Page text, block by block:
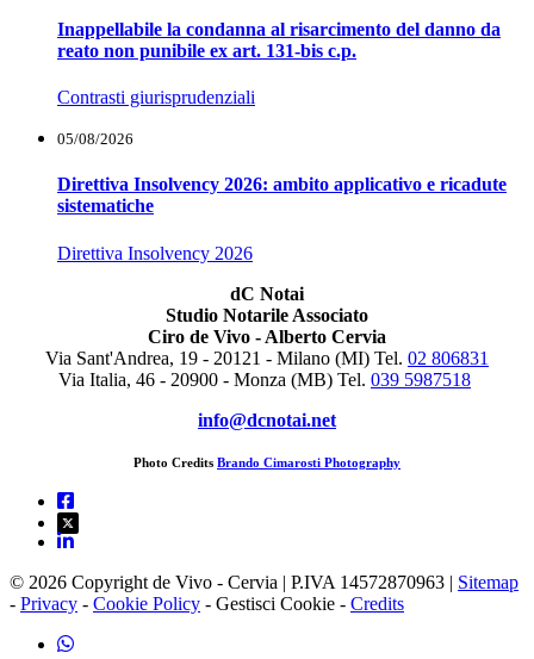
Inappellabile la condanna al risarcimento del danno da
reato non punibile ex art. 131-bis c.p.
Contrasti giurisprudenziali
05/08/2026
Direttiva Insolvency 2026: ambito applicativo e ricadute
sistematiche
Direttiva Insolvency 2026
dC Notai
Studio Notarile Associato
Ciro de Vivo - Alberto Cervia
Via Sant'Andrea, 19 - 20121 - Milano (MI) Tel. 02 806831
Via Italia, 46 - 20900 - Monza (MB) Tel. 039 5987518
info@dcnotai.net
Photo Credits Brando Cimarosti Photography
© 2026 Copyright de Vivo - Cervia | P.IVA 14572870963 | Sitemap
- Privacy - Cookie Policy - Gestisci Cookie - Credits